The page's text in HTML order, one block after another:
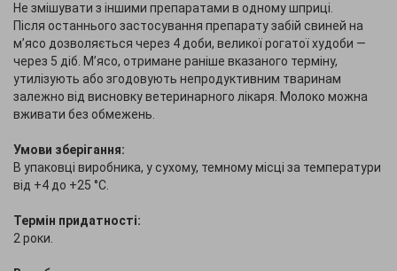
Не змішувати з іншими препаратами в одному шприці.
Після останнього застосування препарату забій свиней на
м’ясо дозволяється через 4 доби, великої рогатої худоби —
через 5 діб. М’ясо, отримане раніше вказаного терміну,
утилізують або згодовують непродуктивним тваринам
залежно від висновку ветеринарного лікаря. Молоко можна
вживати без обмежень.
Умови зберігання:
В упаковці виробника, у сухому, темному місці за температури
від +4 до +25 °С.
Термін придатності:
2 роки.